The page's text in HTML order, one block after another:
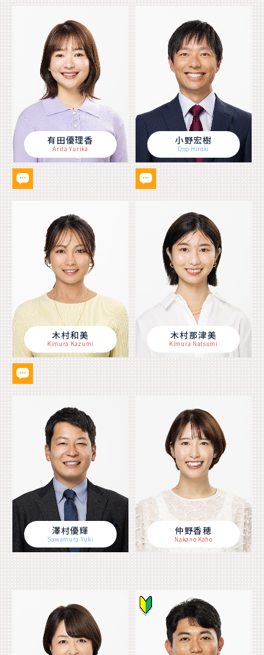
有田優理香
Arita Yurika
小野宏樹
Ono Hiroki
木村和美
Kimura Kazumi
木村那津美
Kimura Natsumi
澤村優輝
Sawamura Yuki
仲野香穂
Nakano Kaho